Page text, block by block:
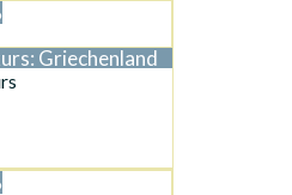
Griechenland